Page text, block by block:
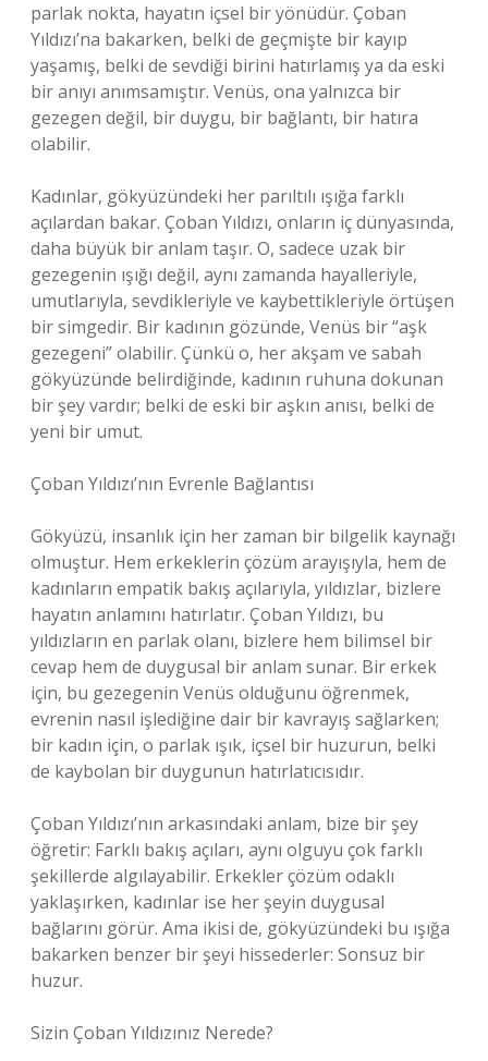
parlak nokta, hayatın içsel bir yönüdür. Çoban
Yıldızı’na bakarken, belki de geçmişte bir kayıp
yaşamış, belki de sevdiği birini hatırlamış ya da eski
bir anıyı anımsamıştır. Venüs, ona yalnızca bir
gezegen değil, bir duygu, bir bağlantı, bir hatıra
olabilir.
Kadınlar, gökyüzündeki her parıltılı ışığa farklı
açılardan bakar. Çoban Yıldızı, onların iç dünyasında,
daha büyük bir anlam taşır. O, sadece uzak bir
gezegenin ışığı değil, aynı zamanda hayalleriyle,
umutlarıyla, sevdikleriyle ve kaybettikleriyle örtüşen
bir simgedir. Bir kadının gözünde, Venüs bir “aşk
gezegeni” olabilir. Çünkü o, her akşam ve sabah
gökyüzünde belirdiğinde, kadının ruhuna dokunan
bir şey vardır; belki de eski bir aşkın anısı, belki de
yeni bir umut.
Çoban Yıldızı’nın Evrenle Bağlantısı
Gökyüzü, insanlık için her zaman bir bilgelik kaynağı
olmuştur. Hem erkeklerin çözüm arayışıyla, hem de
kadınların empatik bakış açılarıyla, yıldızlar, bizlere
hayatın anlamını hatırlatır. Çoban Yıldızı, bu
yıldızların en parlak olanı, bizlere hem bilimsel bir
cevap hem de duygusal bir anlam sunar. Bir erkek
için, bu gezegenin Venüs olduğunu öğrenmek,
evrenin nasıl işlediğine dair bir kavrayış sağlarken;
bir kadın için, o parlak ışık, içsel bir huzurun, belki
de kaybolan bir duygunun hatırlatıcısıdır.
Çoban Yıldızı’nın arkasındaki anlam, bize bir şey
öğretir: Farklı bakış açıları, aynı olguyu çok farklı
şekillerde algılayabilir. Erkekler çözüm odaklı
yaklaşırken, kadınlar ise her şeyin duygusal
bağlarını görür. Ama ikisi de, gökyüzündeki bu ışığa
bakarken benzer bir şeyi hissederler: Sonsuz bir
huzur.
Sizin Çoban Yıldızınız Nerede?